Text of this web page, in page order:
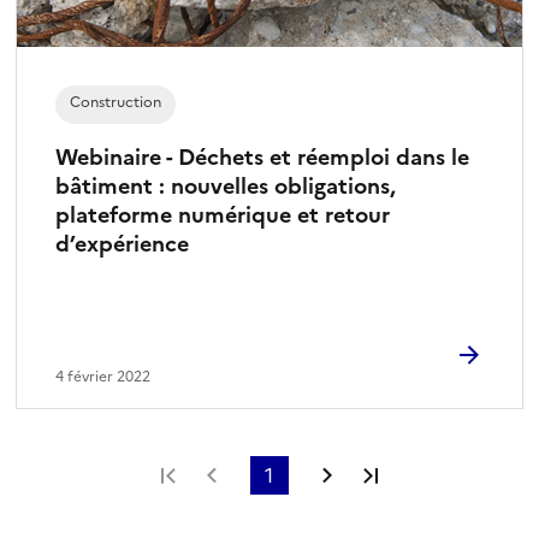
Webinaire - Déchets et réemploi dans le
bâtiment : nouvelles obligations,
plateforme numérique et retour
d’expérience
Construction
4 février 2022
Première page
Page précédente
1 Page suivante